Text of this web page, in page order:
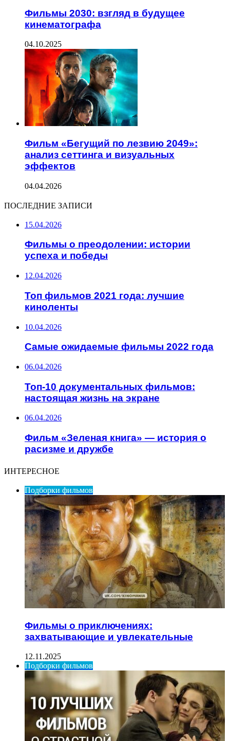
Фильмы 2030: взгляд в будущее
кинематографа
04.10.2025
Фильм «Бегущий по лезвию 2049»:
анализ сеттинга и визуальных
эффектов
04.04.2026
ПОСЛЕДНИЕ ЗАПИСИ
15.04.2026
Фильмы о преодолении: истории
успеха и победы
12.04.2026
Топ фильмов 2021 года: лучшие
киноленты
10.04.2026
Самые ожидаемые фильмы 2022 года
06.04.2026
Топ-10 документальных фильмов:
настоящая жизнь на экране
06.04.2026
Фильм «Зеленая книга» — история о
расизме и дружбе
ИНТЕРЕСНОЕ
Подборки фильмов
Фильмы о приключениях:
захватывающие и увлекательные
12.11.2025
Подборки фильмов